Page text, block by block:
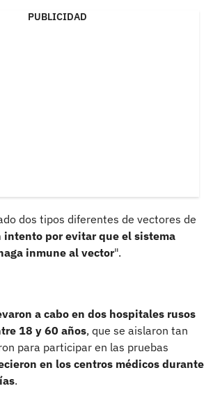
PUBLICIDAD
dos tipos diferentes de vectores de
intento por evitar que el sistema
inmune al vector".
a cabo en dos hospitales rusos
18 y 60 años, que se aislaron tan
para participar en las pruebas
en los centros médicos durante
.